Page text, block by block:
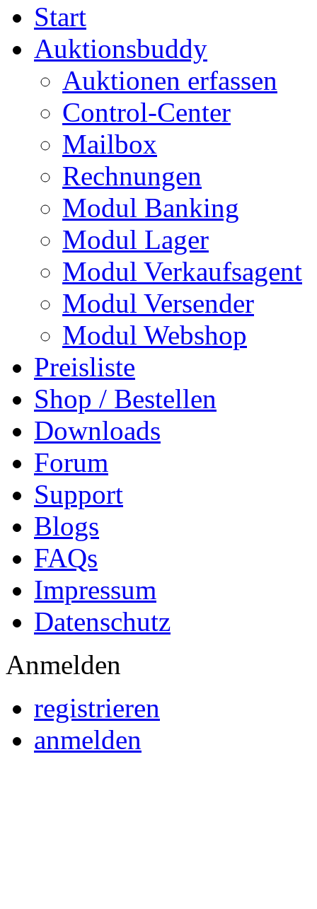
Start
Auktionsbuddy
Auktionen erfassen
Control-Center
Mailbox
Rechnungen
Modul Banking
Modul Lager
Modul Verkaufsagent
Modul Versender
Modul Webshop
Preisliste
Shop / Bestellen
Downloads
Forum
Support
Blogs
FAQs
Impressum
Datenschutz
Anmelden
registrieren
anmelden